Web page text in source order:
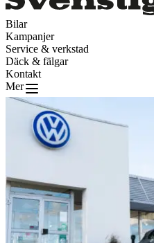
Bilar
Kampanjer
Service & verkstad
Däck & fälgar
Kontakt
Mer